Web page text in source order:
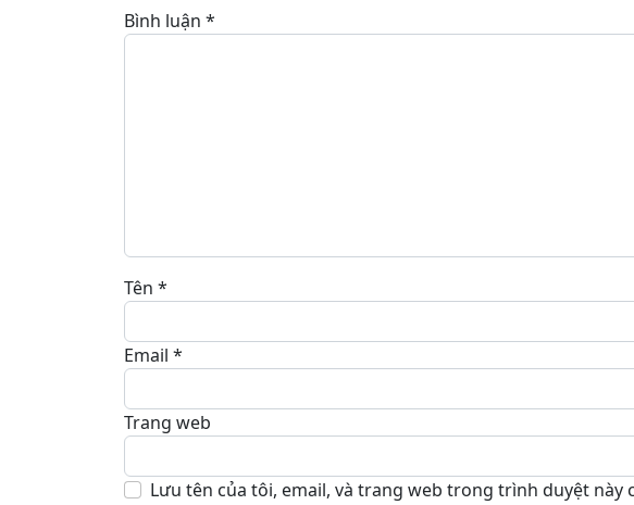
Bình luận *
Tên *
Email *
Trang web
Lưu tên của tôi, email, và trang web trong trình duyệt này